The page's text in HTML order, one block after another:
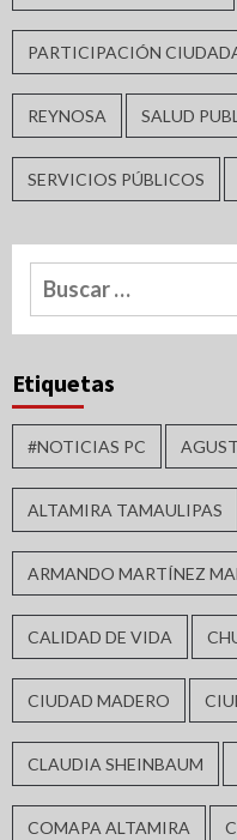
PARTICIPACIÓN
REYNOSA SALUD
SERVICIOS PÚBLICOS
Buscar:
Etiquetas
#NOTICIAS PC
ALTAMIRA TAMAULIPAS
ARMANDO MARTÍNEZ
CALIDAD DE VIDA
CIUDAD MADERO
CLAUDIA SHEINBAUM
COMAPA ALTAMIRA